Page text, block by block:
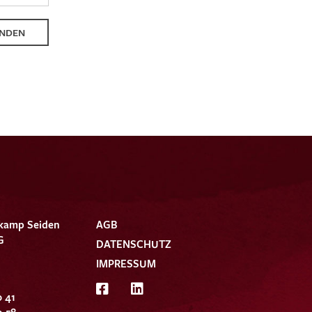
Seiden
41
AGB
DATENSCHUTZ
IMPRESSUM